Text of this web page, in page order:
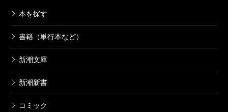
本を探す
書籍（単行本など）
新潮文庫
新潮新書
コミック